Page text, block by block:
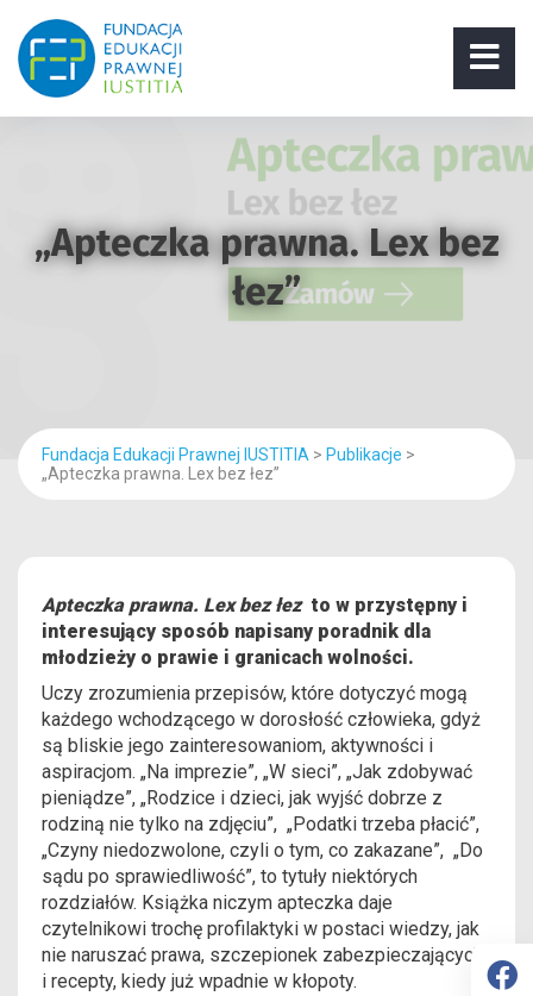
„Apteczka prawna. Lex bez
łez”
Fundacja Edukacji Prawnej IUSTITIA > Publikacje >
„Apteczka prawna. Lex bez łez”
Apteczka prawna. Lex bez łezto w przystępny i
interesujący sposób napisany poradnik dla
młodzieży o prawie i granicach wolności.
Uczy zrozumienia przepisów, które dotyczyć mogą
każdego wchodzącego w dorosłość człowieka, gdyż
są bliskie jego zainteresowaniom, aktywności i
aspiracjom. „Na imprezie”, „W sieci”, „Jak zdobywać
pieniądze”, „Rodzice i dzieci, jak wyjść dobrze z
rodziną nie tylko na zdjęciu”, „Podatki trzeba płacić”,
„Czyny niedozwolone, czyli o tym, co zakazane”, „Do
sądu po sprawiedliwość”, to tytuły niektórych
rozdziałów. Książka niczym apteczka daje
czytelnikowi trochę profilaktyki w postaci wiedzy, jak
nie naruszać prawa, szczepionek zabezpieczających
i recepty, kiedy już wpadnie w kłopoty.